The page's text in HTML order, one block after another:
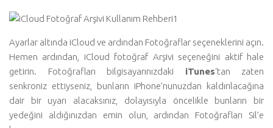
Ayarlar altında iCloud ve ardından Fotoğraflar seçeneklerini açın.
Hemen ardından, iCloud fotoğraf Arşivi seçeneğini aktif hale
getirin. Fotoğrafları bilgisayarınızdaki iTunes‘tan zaten
senkroniz ettiyseniz, bunların iPhone’nunuzdan kaldırılacağına
dair bir uyarı alacaksınız, dolayısıyla öncelikle bunların bir
yedeğini aldığınızdan emin olun, ardından Fotoğrafları Sil’e